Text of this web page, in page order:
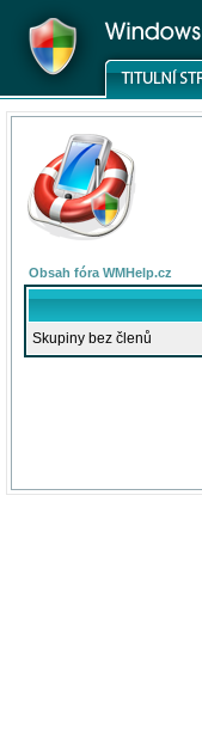
Obsah fóra WMHelp.cz
Skupiny bez členů